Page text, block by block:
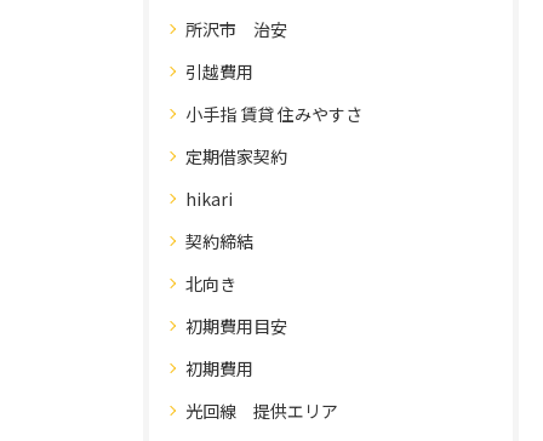
所沢市 治安
引越費用
小手指 賃貸 住みやすさ
定期借家契約
hikari
契約締結
北向き
初期費用目安
初期費用
光回線 提供エリア